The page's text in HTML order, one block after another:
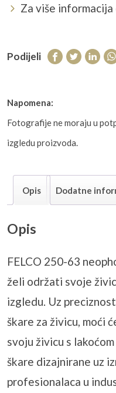
Za više
Podijeli
Napomena:
Fotografije ne moraju u
izgledu proizvoda.
Opis Dodatne
Opis
FELCO 250-63
želi održati svoje
izgledu. Uz
škare za živicu, moći
svoju živicu s
škare dizajnirane uz
profesionalaca u